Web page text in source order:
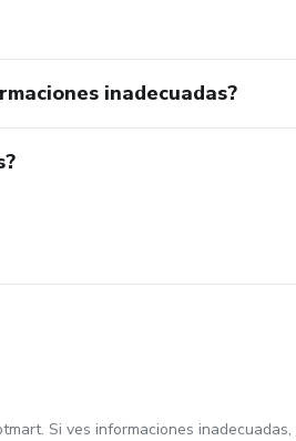
inadecuadas?
Si ves informaciones inadecuadas,